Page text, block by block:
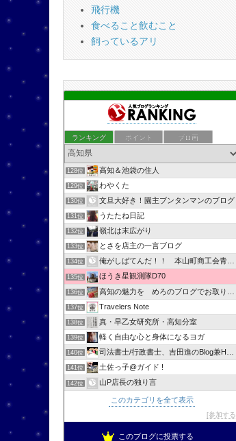
飛行機
食べること飲むこと
飼っているアリ
ランキング ポイント ブロ画
128位 高知＆池袋の住人
129位 わやくた
130位 文旦大好き！園主ブンタンマンのブログ
131位 うたたね日記
132位 嶺北は末広がり
133位 とさを店主の一言ブログ
134位 俺がしばてんだ！！ 本山町商工会青年部
135位 ほうき星観測隊D70
136位 高知の魅力を めろのブログでお取り寄せ
137位 Travelers Note
138位 真・早乙女研究所・高知分室
139位 軽く自由な心と身体になるヨガ
140位 司法書士/行政書士、吉田進のBlog兼HPへようこそ！
141位 土佐っ子@ガイド !
142位 山P店長の独り言
このカテゴリを全て表示
参加する
このブログに投票する